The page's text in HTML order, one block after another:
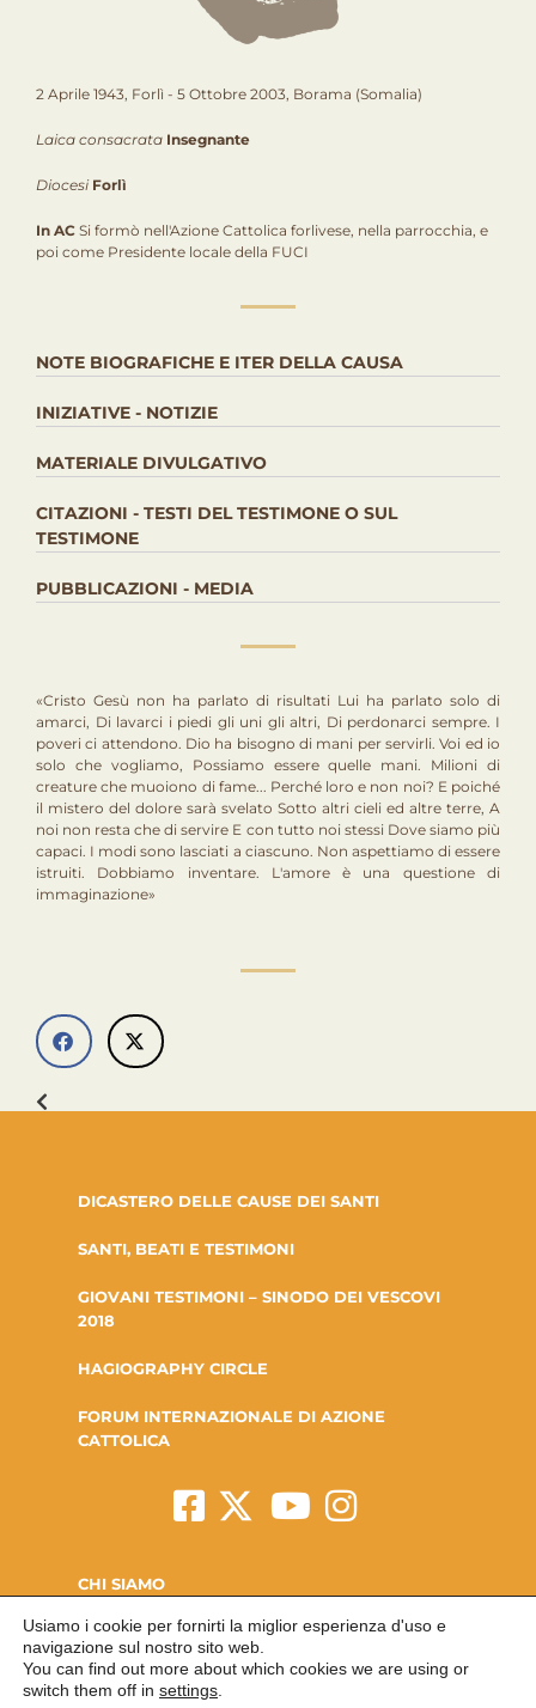
2 Aprile 1943, Forlì - 5 Ottobre 2003, Borama (Somalia)
Laica consacrata Insegnante
Diocesi Forlì
In AC Si formò nell'Azione Cattolica forlivese, nella parrocchia, e
poi come Presidente locale della FUCI
NOTE BIOGRAFICHE E ITER DELLA CAUSA
INIZIATIVE - NOTIZIE
MATERIALE DIVULGATIVO
CITAZIONI - TESTI DEL TESTIMONE O SUL
TESTIMONE
PUBBLICAZIONI - MEDIA
«Cristo Gesù non ha parlato di risultati Lui ha parlato solo di
amarci, Di lavarci i piedi gli uni gli altri, Di perdonarci sempre. I
poveri ci attendono. Dio ha bisogno di mani per servirli. Voi ed io
solo che vogliamo, Possiamo essere quelle mani. Milioni di
creature che muoiono di fame... Perché loro e non noi? E poiché
il mistero del dolore sarà svelato Sotto altri cieli ed altre terre, A
noi non resta che di servire E con tutto noi stessi Dove siamo più
capaci. I modi sono lasciati a ciascuno. Non aspettiamo di essere
istruiti. Dobbiamo inventare. L'amore è una questione di
immaginazione»
DICASTERO DELLE CAUSE DEI SANTI
SANTI, BEATI E TESTIMONI
GIOVANI TESTIMONI – SINODO DEI VESCOVI
2018
HAGIOGRAPHY CIRCLE
FORUM INTERNAZIONALE DI AZIONE
CATTOLICA
CHI SIAMO
LA FONDAZIONE
CONTATTI
Usiamo i cookie per fornirti la miglior esperienza d'uso e
navigazione sul nostro sito web.
You can find out more about which cookies we are using or
switch them off in settings